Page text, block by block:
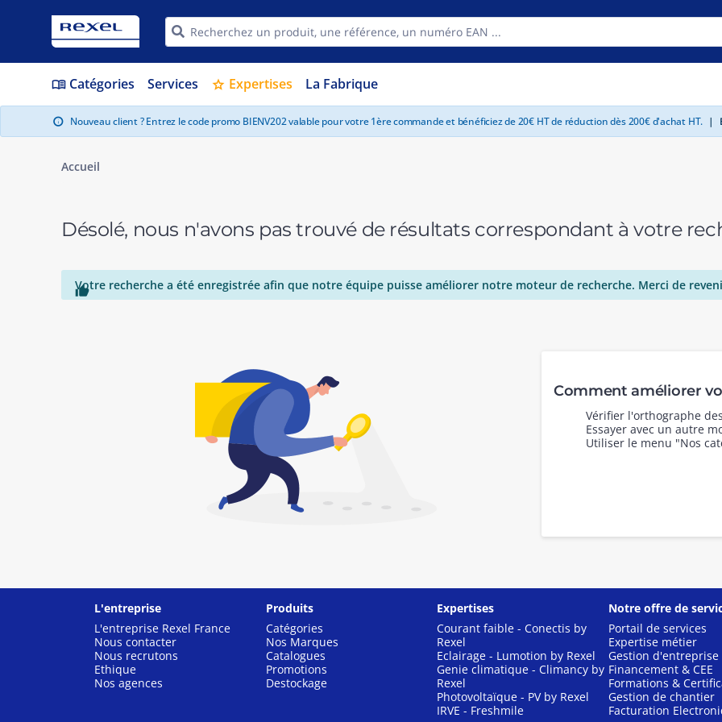
menu_book Catégories Services star Expertises La Fabrique
info Nouveau client ? Entrez le code promo BIENV202 valable pour votre 1ère commande et bénéficiez de 20€ HT de réduction dès 200€ d'achat HT. |
Accueil
Désolé, nous n'avons pas trouvé de résultats correspondant à votre

Votre recherche a été enregistrée afin que notre équipe puisse améliorer notre moteur de recherche. Merci de
Comment améliorer
Vérifier l'orthographe
Essayer avec un autre
Utiliser le menu "Nos
L'entreprise
L'entreprise Rexel France
Nous contacter
Nous recrutons
Ethique
Nos agences
Produits
Catégories
Nos Marques
Catalogues
Promotions
Destockage
Expertises
Courant faible - Conectis by
Rexel
Eclairage - Lumotion by Rexel
Genie climatique - Climancy by
Rexel
Photovoltaïque - PV by Rexel
IRVE - Freshmile
Notre offre de
Portail de services
Expertise métier
Gestion d'entreprise
Financement & CEE
Formations &
Gestion de chantier
Facturation